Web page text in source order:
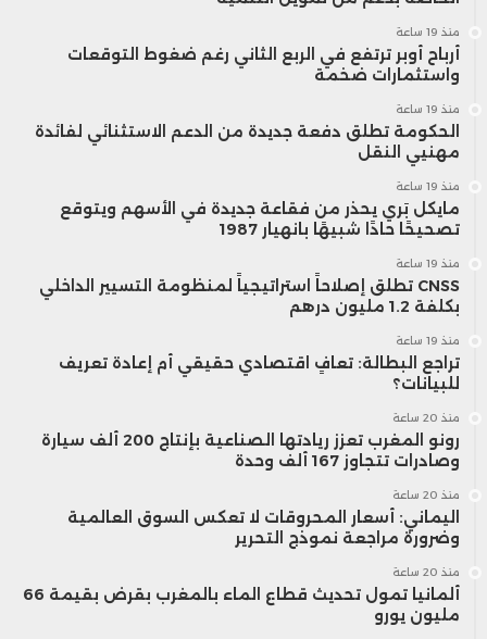
منذ 19 ساعة
أرباح أوبر ترتفع في الربع الثاني رغم ضغوط التوقعات
واستثمارات ضخمة
منذ 19 ساعة
الحكومة تطلق دفعة جديدة من الدعم الاستثنائي لفائدة
مهنيي النقل
منذ 19 ساعة
مايكل بَري يحذر من فقاعة جديدة في الأسهم ويتوقع
تصحيحًا حادًا شبيهًا بانهيار 1987
منذ 19 ساعة
CNSS تطلق إصلاحاً استراتيجياً لمنظومة التسيير الداخلي
بكلفة 1.2 مليون درهم
منذ 19 ساعة
تراجع البطالة: تعافٍ اقتصادي حقيقي أم إعادة تعريف
للبيانات؟
منذ 20 ساعة
رونو المغرب تعزز ريادتها الصناعية بإنتاج 200 ألف سيارة
وصادرات تتجاوز 167 ألف وحدة
منذ 20 ساعة
اليماني: أسعار المحروقات لا تعكس السوق العالمية
وضرورة مراجعة نموذج التحرير
منذ 20 ساعة
ألمانيا تمول تحديث قطاع الماء بالمغرب بقرض بقيمة 66
مليون يورو